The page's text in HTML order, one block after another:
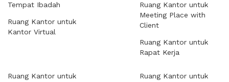
Tempat Ibadah
Ruang Kantor untuk
Kantor Virtual
Ruang Kantor untuk
Meeting Place with
Client
Ruang Kantor untuk
Rapat Kerja
Ruang Kantor untuk
Ruang Kantor untuk